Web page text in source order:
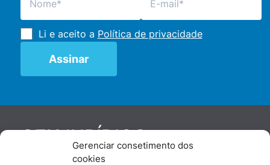
Gerenciar consetimento dos
cookies
Li e aceito a Política de privacidade
GENJURÍDICO
De maneira independente, os autores e